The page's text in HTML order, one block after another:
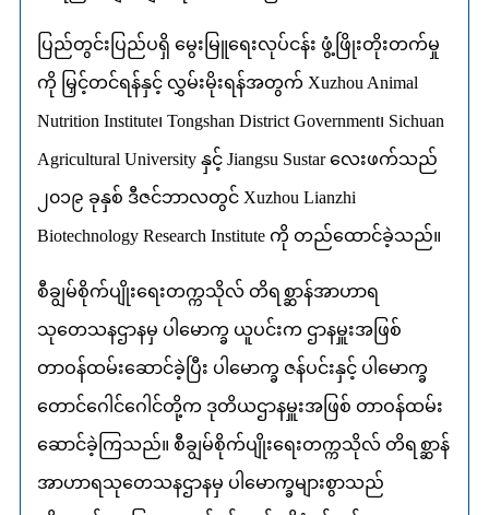
ပြည်တွင်းပြည်ပရှိ မွေးမြူရေးလုပ်ငန်း ဖွံ့ဖြိုးတိုးတက်မှု
ကို မြှင့်တင်ရန်နှင့် လွှမ်းမိုးရန်အတွက် Xuzhou Animal
Nutrition Institute၊ Tongshan District Government၊ Sichuan
Agricultural University နှင့် Jiangsu Sustar လေးဖက်သည်
၂၀၁၉ ခုနှစ် ဒီဇင်ဘာလတွင် Xuzhou Lianzhi
Biotechnology Research Institute ကို တည်ထောင်ခဲ့သည်။
စီချွမ်စိုက်ပျိုးရေးတက္ကသိုလ် တိရစ္ဆာန်အာဟာရ
သုတေသနဌာနမှ ပါမောက္ခ ယူပင်းက ဌာနမှူးအဖြစ်
တာဝန်ထမ်းဆောင်ခဲ့ပြီး ပါမောက္ခ ဇန်ပင်းနှင့် ပါမောက္ခ
တောင်ဂေါင်ဂေါင်တို့က ဒုတိယဌာနမှူးအဖြစ် တာဝန်ထမ်း
ဆောင်ခဲ့ကြသည်။ စီချွမ်စိုက်ပျိုးရေးတက္ကသိုလ် တိရစ္ဆာန်
အာဟာရသုတေသနဌာနမှ ပါမောက္ခများစွာသည်